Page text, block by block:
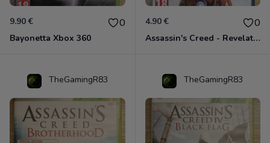
9.90 € 0
Bayonetta Xbox 360
4.90 € 0
Assassin's Creed - Revelations - Classics Edition Xbox 360
TheGamingR83 TheGamingR83